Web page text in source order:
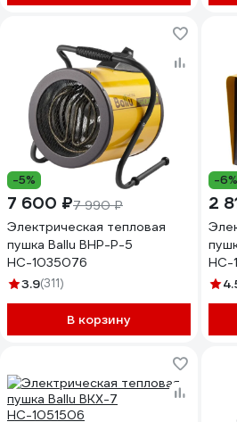
-5%
7 600 ₽7 990 ₽
Электрическая тепловая
пушка Ballu BHP-P-5
НС-1035076
3.9(311)
В корзину
-6%
2
НС-